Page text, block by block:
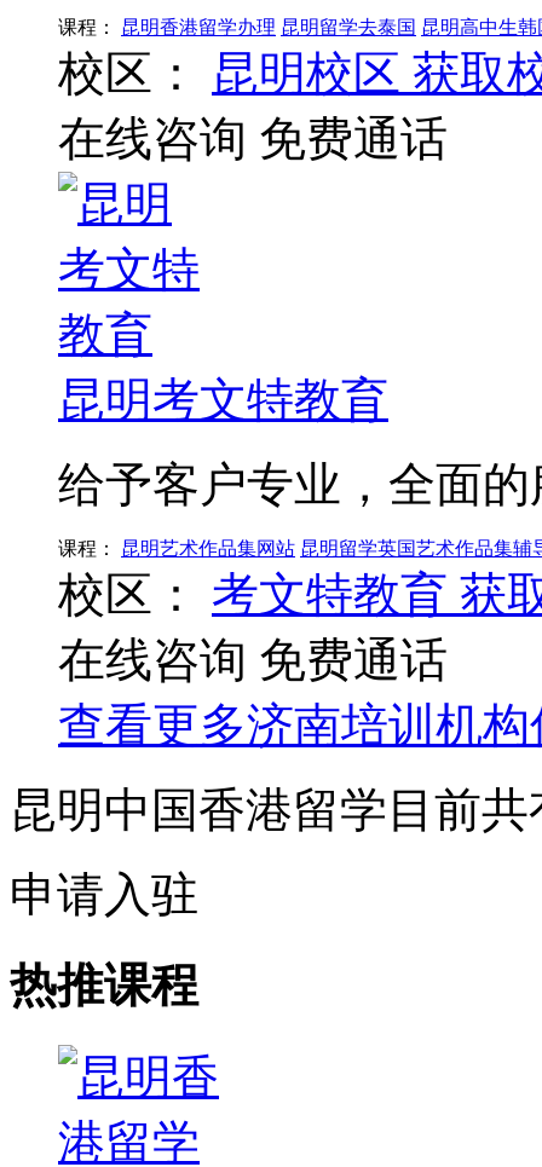
课程： 昆明香港留学办理 昆明留学去泰国 昆明高中生韩
校区： 昆明校区 获取
在线咨询 免费通话
昆明考文特教育
给予客户专业，全面
课程： 昆明艺术作品集网站 昆明留学英国艺术作品集辅
校区： 考文特教育 获
在线咨询 免费通话
查看更多济南培训机构
昆明中国香港留学目前
申请入驻
热推课程